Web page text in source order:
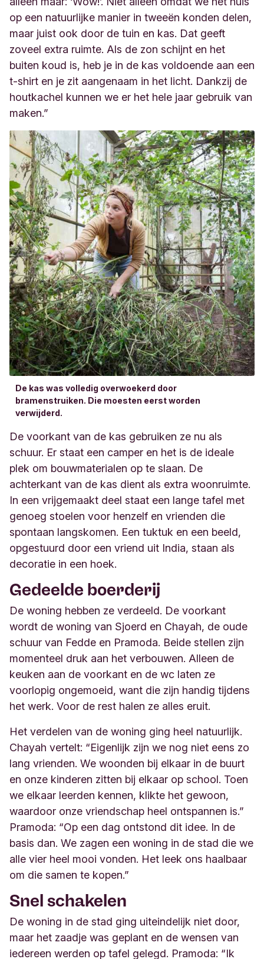
op een natuurlijke manier in tweeën konden delen,
maar juist ook door de tuin en kas. Dat geeft
zoveel extra ruimte. Als de zon schijnt en het
buiten koud is, heb je in de kas voldoende aan een
t-shirt en je zit aangenaam in het licht. Dankzij de
houtkachel kunnen we er het hele jaar gebruik van
maken.”
De kas was volledig overwoekerd door
bramenstruiken. Die moesten eerst worden
verwijderd.
De voorkant van de kas gebruiken ze nu als
schuur. Er staat een camper en het is de ideale
plek om bouwmaterialen op te slaan. De
achterkant van de kas dient als extra woonruimte.
In een vrijgemaakt deel staat een lange tafel met
genoeg stoelen voor henzelf en vrienden die
spontaan langskomen. Een tuktuk en een beeld,
opgestuurd door een vriend uit India, staan als
decoratie in een hoek.
Gedeelde boerderij
De woning hebben ze verdeeld. De voorkant
wordt de woning van Sjoerd en Chayah, de oude
schuur van Fedde en Pramoda. Beide stellen zijn
momenteel druk aan het verbouwen. Alleen de
keuken aan de voorkant en de wc laten ze
voorlopig ongemoeid, want die zijn handig tijdens
het werk. Voor de rest halen ze alles eruit.
Het verdelen van de woning ging heel natuurlijk.
Chayah vertelt: “Eigenlijk zijn we nog niet eens zo
lang vrienden. We woonden bij elkaar in de buurt
en onze kinderen zitten bij elkaar op school. Toen
we elkaar leerden kennen, klikte het gewoon,
waardoor onze vriendschap heel ontspannen is.”
Pramoda: “Op een dag ontstond dit idee. In de
basis dan. We zagen een woning in de stad die we
alle vier heel mooi vonden. Het leek ons haalbaar
om die samen te kopen.”
Snel schakelen
De woning in de stad ging uiteindelijk niet door,
maar het zaadje was geplant en de wensen van
iedereen werden op tafel gelegd. Pramoda: “Ik